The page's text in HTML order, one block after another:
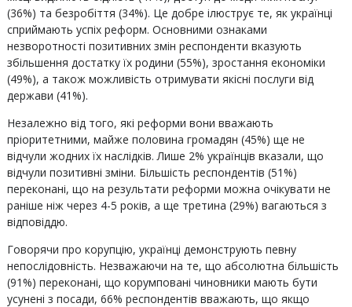
(36%) та безробіття (34%). Це добре ілюструє те, як українці
сприймають успіх реформ. Основними ознаками
незворотності позитивних змін респонденти вказують
збільшення достатку їх родини (55%), зростання економіки
(49%), а також можливість отримувати якісні послуги від
держави (41%).
Незалежно від того, які реформи вони вважають
пріоритетними, майже половина громадян (45%) ще не
відчули жодних їх наслідків. Лише 2% українців вказали, що
відчули позитивні зміни. Більшість респондентів (51%)
переконані, що на результати реформи можна очікувати не
раніше ніж через 4-5 років, а ще третина (29%) вагаються з
відповіддю.
Говорячи про корупцію, українці демонструють певну
непослідовність. Незважаючи на те, що абсолютна більшість
(91%) переконані, що корумповані чиновники мають бути
усунені з посади, 66% респондентів вважають, що якщо